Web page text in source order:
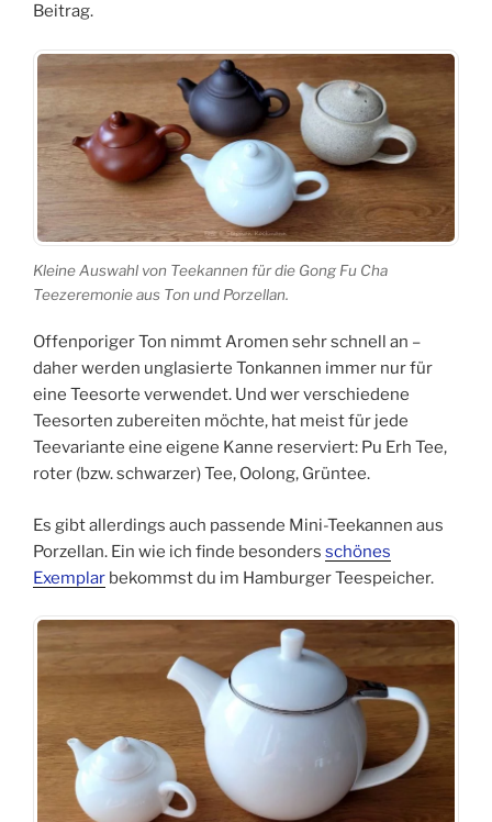
Beitrag.
Kleine Auswahl von Teekannen für die Gong Fu Cha
Teezeremonie aus Ton und Porzellan.
Offenporiger Ton nimmt Aromen sehr schnell an –
daher werden unglasierte Tonkannen immer nur für
eine Teesorte verwendet. Und wer verschiedene
Teesorten zubereiten möchte, hat meist für jede
Teevariante eine eigene Kanne reserviert: Pu Erh Tee,
roter (bzw. schwarzer) Tee, Oolong, Grüntee.
Es gibt allerdings auch passende Mini-Teekannen aus
Porzellan. Ein wie ich finde besonders schönes
Exemplar bekommst du im Hamburger Teespeicher.